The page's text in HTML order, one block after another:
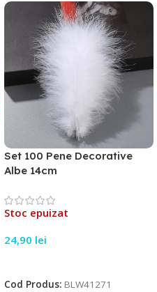
Set 100 Pene Decorative
Albe 14cm
Stoc epuizat
24,90 lei
Cod Produs: BLW41271